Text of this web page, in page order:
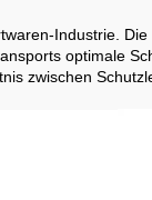
Industrie.
optimale
zwischen